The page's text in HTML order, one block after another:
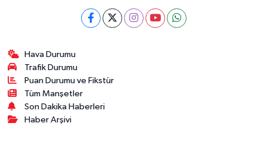
Hava Durumu
Trafik Durumu
Puan Durumu ve Fikstür
Tüm Manşetler
Son Dakika Haberleri
Haber Arşivi